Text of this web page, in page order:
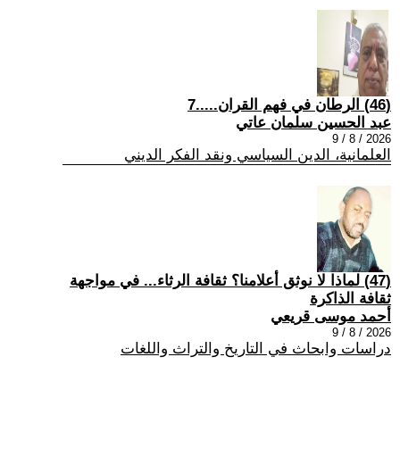
(46) الرطان في فهم القران.....7
عبد الحسين سلمان عاتي
2026 / 8 / 9
العلمانية، الدين السياسي ونقد الفكر الديني
(47) لماذا لا نوثق أعلامنا؟ ثقافة الرثاء... في مواجهة
ثقافة الذاكرة
أحمد موسى قريعي
2026 / 8 / 9
دراسات وابحاث في التاريخ والتراث واللغات